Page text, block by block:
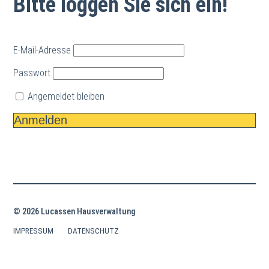
E-Mail-Adresse
Passwort
Angemeldet bleiben
© 2026 Lucassen Hausverwaltung
IMPRESSUM DATENSCHUTZ